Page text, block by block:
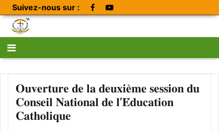
Suivez-nous sur :
𝐎𝐮𝐯𝐞𝐫𝐭𝐮𝐫𝐞 𝐝𝐞 𝐥𝐚 𝐝𝐞𝐮𝐱𝐢𝐞̀𝐦𝐞 𝐬𝐞𝐬𝐬𝐢𝐨𝐧 𝐝𝐮
𝐂𝐨𝐧𝐬𝐞𝐢𝐥 𝐍𝐚𝐭𝐢𝐨𝐧𝐚𝐥 𝐝𝐞 𝐥’𝐄́𝐝𝐮𝐜𝐚𝐭𝐢𝐨𝐧
𝐂𝐚𝐭𝐡𝐨𝐥𝐢𝐪𝐮𝐞